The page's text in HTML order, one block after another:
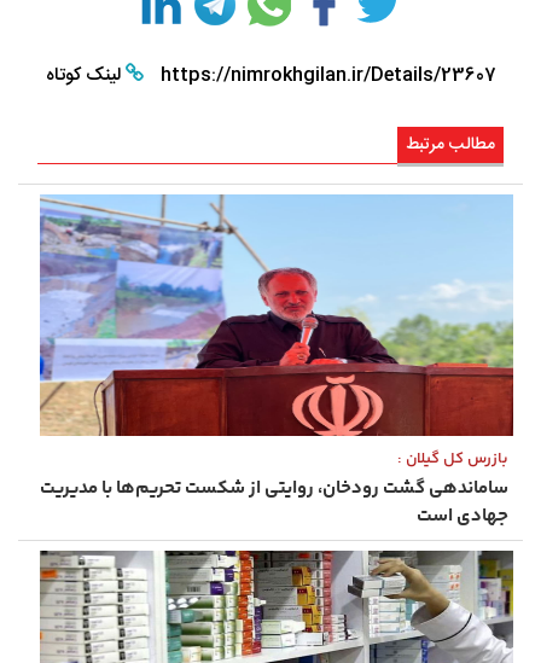
https://nimrokhgilan.ir/Details/23607 لینک کوتاه
مطالب مرتبط
بازرس کل گیلان :
ساماندهی گشت‌ رودخان، روایتی از شکست تحریم‌ها با مدیریت
جهادی است